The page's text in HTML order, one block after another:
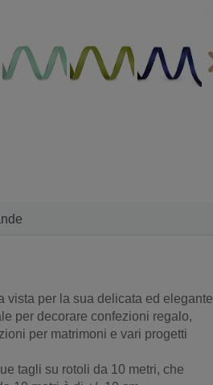
vista per la sua delicata ed elegante
per decorare confezioni regalo,
per matrimoni e vari progetti
tagli su rotoli da 10 metri, che